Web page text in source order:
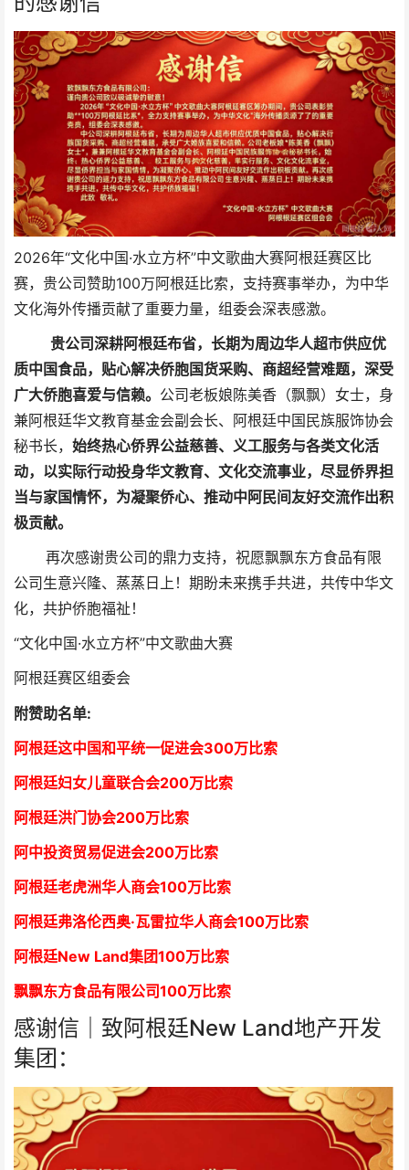
2026年“文化中国·水立方杯”中文歌曲大赛阿根廷赛区比
赛，贵公司赞助100万阿根廷比索，支持赛事举办，为中华
文化海外传播贡献了重要力量，组委会深表感激。
贵公司深耕阿根廷布省，长期为周边华人超市供应优
质中国食品，贴心解决侨胞国货采购、商超经营难题，深受
广大侨胞喜爱与信赖。 公司老板娘陈美香（飘飘）女士，身
兼阿根廷华文教育基金会副会长、阿根廷中国民族服饰协会
秘书长， 始终热心侨界公益慈善、义工服务与各类文化活
动，以实际行动投身华文教育、文化交流事业，尽显侨界担
当与家国情怀，为凝聚侨心、推动中阿民间友好交流作出积
极贡献。
再次感谢贵公司的鼎力支持，祝愿飘飘东方食品有限
公司生意兴隆、蒸蒸日上！期盼未来携手共进，共传中华文
化，共护侨胞福祉！
“文化中国·水立方杯”中文歌曲大赛
阿根廷赛区组委会
附赞助名单:
阿根廷这中国和平统一促进会300万比索
阿根廷妇女儿童联合会200万比索
阿根廷洪门协会200万比索
阿中投资贸易促进会200万比索
阿根廷老虎洲华人商会100万比索
阿根廷弗洛伦西奥·瓦雷拉华人商会100万比索
阿根廷New Land集团100万比索
飘飘东方食品有限公司100万比索
感谢信｜致阿根廷New Land地产开发
集团：